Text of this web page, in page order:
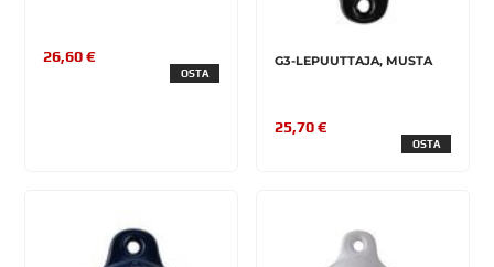
26,60 €
OSTA
G3-LEPUUTTAJA, MUSTA
25,70 €
OSTA